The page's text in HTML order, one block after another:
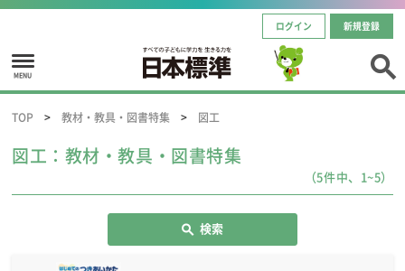
ログイン 新規登録
MENU
TOP 教材・教具・図書特集 図工
図工：教材・教具・図書特集
（5件中、1~5）
検索